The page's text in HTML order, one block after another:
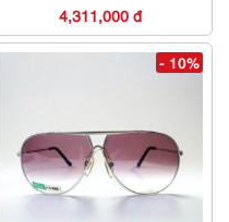
4,311,000 đ
- 10%